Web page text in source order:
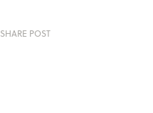
SHARE POST